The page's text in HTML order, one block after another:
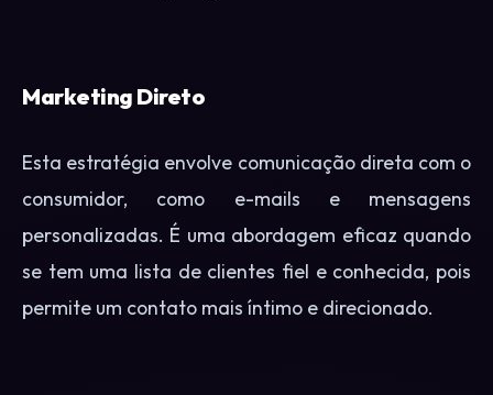
Marketing Direto
Esta estratégia envolve comunicação direta com o
consumidor, como e-mails e mensagens
personalizadas. É uma abordagem eficaz quando
se tem uma lista de clientes fiel e conhecida, pois
permite um contato mais íntimo e direcionado.